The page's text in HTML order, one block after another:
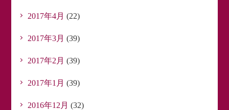
2017年4月 (22)
2017年3月 (39)
2017年2月 (39)
2017年1月 (39)
2016年12月 (32)